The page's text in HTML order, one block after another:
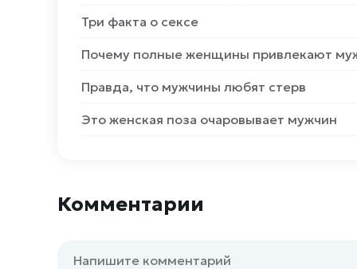
Три факта о сексе
Почему полные женщины привлекают
Правда, что мужчины любят стерв
Это женская поза очаровывает мужчин
Комментарии